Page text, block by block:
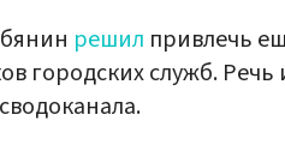
решил привлечь
городских служб. Речь